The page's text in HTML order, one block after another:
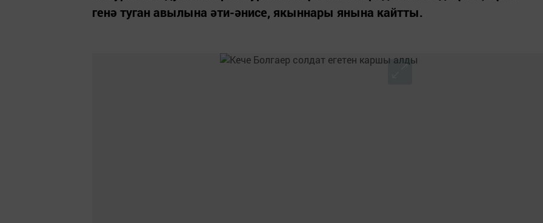
генә туган авылына әти-әнисе, якыннары янына кайтты.